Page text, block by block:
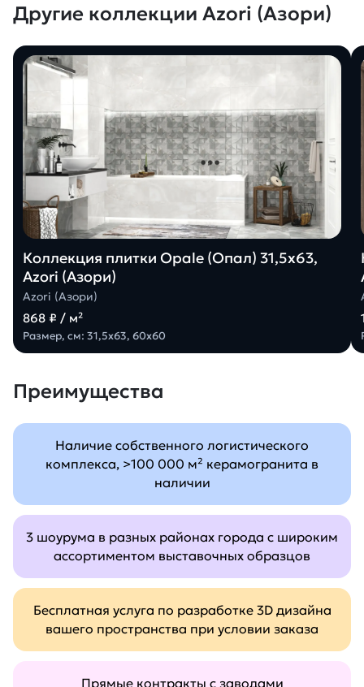
Другие коллекции Azori (Азори)
Коллекция плитки Opale (Опал) 31,5х63,
Azori (Азори)
Azori (Азори)
868 ₽ / м²
Размер, см: 31,5х63, 60х60
Преимущества
Наличие собственного логистического
комплекса, >100 000 м² керамогранита в
наличии
3 шоурума в разных районах города с широким
ассортиментом выставочных образцов
Бесплатная услуга по разработке 3D дизайна
вашего пространства при условии заказа
Прямые контракты с заводами